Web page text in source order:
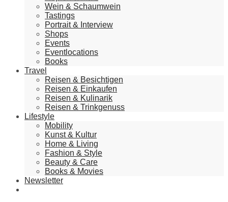
Wein & Schaumwein
Tastings
Portrait & Interview
Shops
Events
Eventlocations
Books
Travel
Reisen & Besichtigen
Reisen & Einkaufen
Reisen & Kulinarik
Reisen & Trinkgenuss
Lifestyle
Mobility
Kunst & Kultur
Home & Living
Fashion & Style
Beauty & Care
Books & Movies
Newsletter